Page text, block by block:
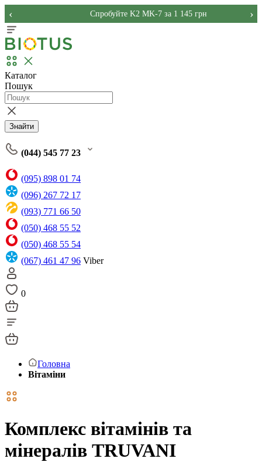
Спробуйте K2 MK-7 за 1 145 грн
‹ ›
Каталог
Пошук
Знайти
(044) 545 77 23
(095) 898 01 74
(096) 267 72 17
(093) 771 66 50
(050) 468 55 52
(050) 468 55 54
(067) 461 47 96 Viber
0
Головна
Вітаміни
Комплекс вітамінів та
мінералів TRUVANI